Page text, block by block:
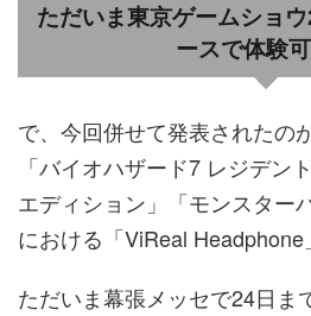
ただいま東京ゲームショ
ースで体験可
で、今回併せて発表されたの
「バイオハザード7 レジデン
エディション」「モンスター
における「ViReal Headphone
ただいま幕張メッセで24日ま